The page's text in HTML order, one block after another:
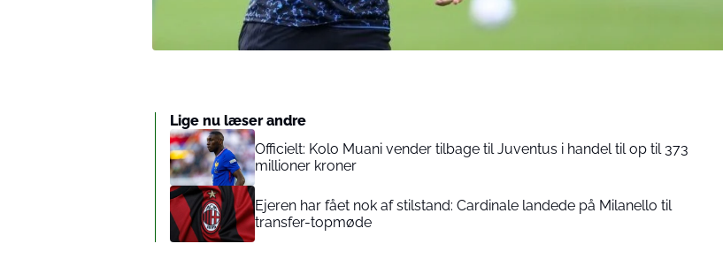
Lige nu læser andre
Officielt: Kolo Muani vender tilbage til Juventus i handel til op til 373
millioner kroner
Ejeren har fået nok af stilstand: Cardinale landede på Milanello til
transfer-topmøde